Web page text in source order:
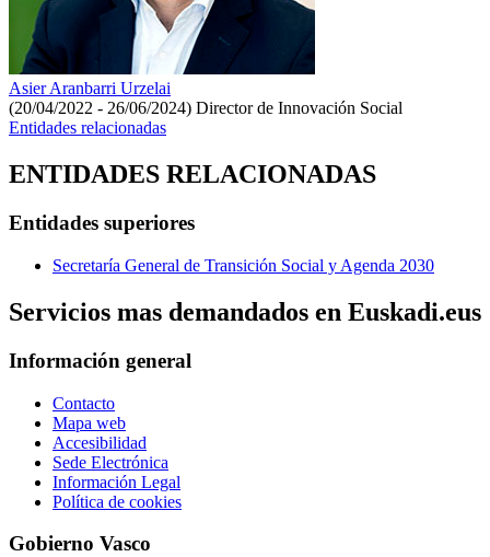
Asier Aranbarri Urzelai
(20/04/2022 - 26/06/2024) Director de Innovación Social
Entidades relacionadas
ENTIDADES RELACIONADAS
Entidades superiores
Secretaría General de Transición Social y Agenda 2030
Servicios mas demandados en Euskadi.eus
Información general
Contacto
Mapa web
Accesibilidad
Sede Electrónica
Información Legal
Política de cookies
Gobierno Vasco